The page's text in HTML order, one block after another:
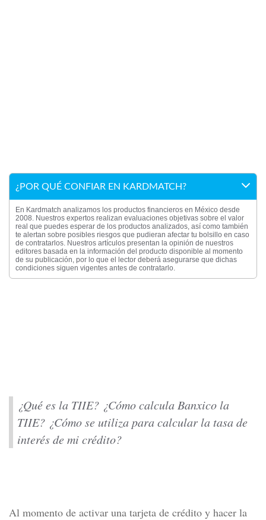
¿POR QUÉ CONFIAR EN KARDMATCH?
En Kardmatch analizamos los productos financieros en México desde
2008. Nuestros expertos realizan evaluaciones objetivas sobre el valor
real que puedes esperar de los productos analizados, así como también
te alertan sobre posibles riesgos que pudieran afectar tu bolsillo en caso
de contratarlos. Nuestros artículos presentan la opinión de nuestros
editores basada en la información del producto disponible al momento
de su publicación, por lo que el lector deberá asegurarse que dichas
condiciones siguen vigentes antes de contratarlo.
¿Qué es la TIIE? ¿Cómo calcula Banxico la
TIIE? ¿Cómo se utiliza para calcular la tasa de
interés de mi crédito?
Al momento de activar una tarjeta de crédito y hacer la